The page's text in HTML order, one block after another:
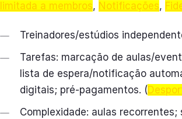
limitada a membros, Notificações,
Treinadores/estúdios
Tarefas: marcação de aulas/
lista de espera/notificação
digitais; pré-pagamentos. (
Complexidade: aulas